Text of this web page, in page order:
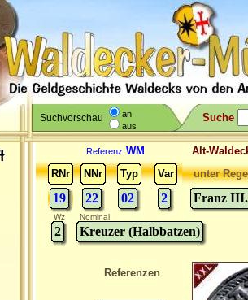
Suchvorschau
an
aus
Suche
Referenz WM Alt-
RNr
NNr Typ Var
19 22 02 2
unter
Franz
Wz Nominal
2 Kreuzer (Halbbatzen)
Referenzen